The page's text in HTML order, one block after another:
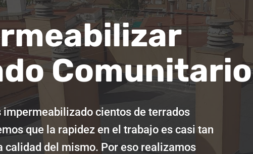
Comunitario
impermeabilizado cientos de terrados
que la rapidez en el trabajo es casi tan
calidad del mismo. Por eso realizamos